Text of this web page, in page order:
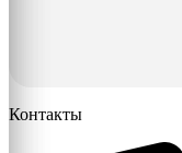
Контакты